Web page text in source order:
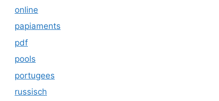
online
papiaments
pdf
pools
portugees
russisch